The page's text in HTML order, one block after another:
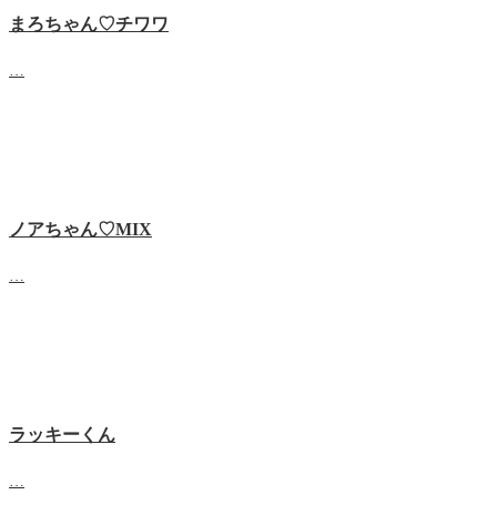
まろちゃん♡チワワ
ノアちゃん♡‬MIX
ラッキーくん